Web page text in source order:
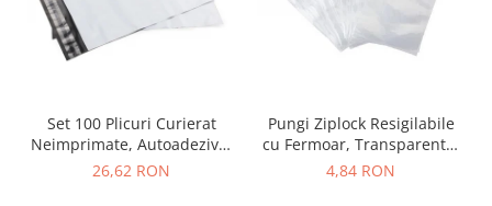
Set 100 Plicuri Curierat
Neimprimate, Autoadezive,
PE Opac
26,62 RON
Pungi Ziplock Resigilabile
cu Fermoar, Transparente,
100 buc
4,84 RON